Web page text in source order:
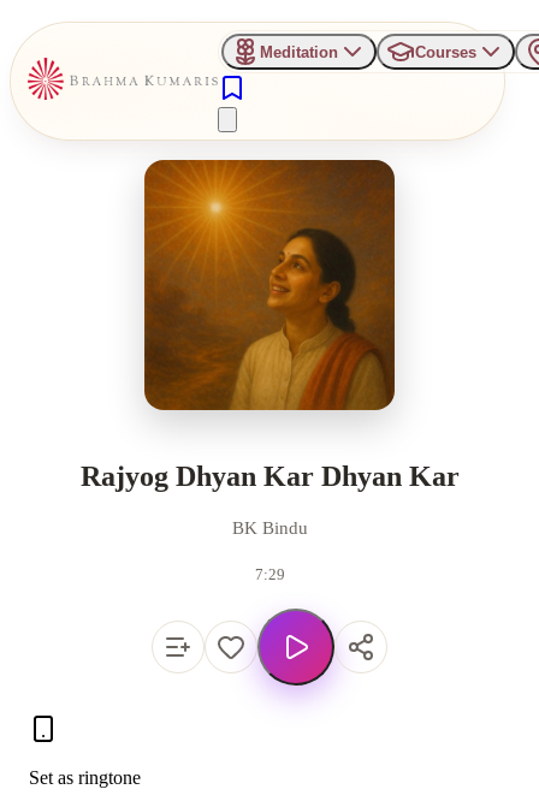
Meditation Courses
Rajyog Dhyan Kar Dhyan Kar
BK Bindu
7:29
Set as ringtone